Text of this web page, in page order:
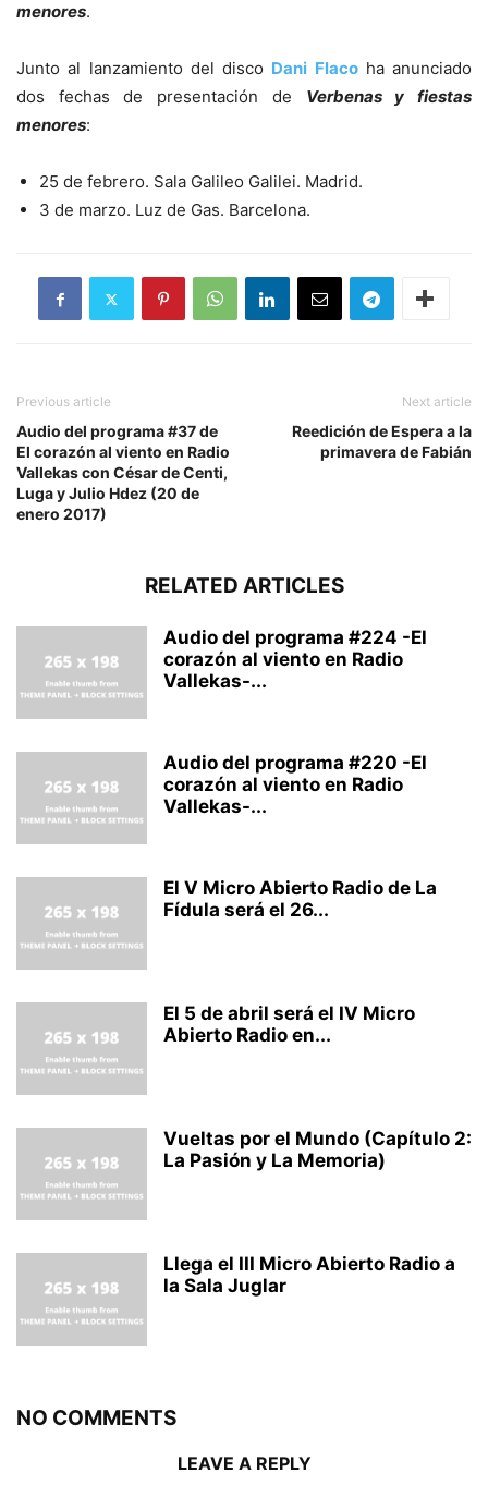
menores.
Junto al lanzamiento del disco Dani Flacoha anunciado
dos fechas de presentación de Verbenas y fiestas
menores:
25 de febrero. Sala Galileo Galilei. Madrid.
3 de marzo. Luz de Gas. Barcelona.
Previous article
Audio del programa #37 de
El corazón al viento en Radio
Vallekas con César de Centi,
Luga y Julio Hdez (20 de
enero 2017)
Next article
Reedición de Espera a la
primavera de Fabián
RELATED ARTICLES
Audio del programa #224 -El
corazón al viento en Radio
Vallekas-...
Audio del programa #220 -El
corazón al viento en Radio
Vallekas-...
El V Micro Abierto Radio de La
Fídula será el 26...
El 5 de abril será el IV Micro
Abierto Radio en...
Vueltas por el Mundo (Capítulo 2:
La Pasión y La Memoria)
Llega el III Micro Abierto Radio a
la Sala Juglar
NO COMMENTS
LEAVE A REPLY